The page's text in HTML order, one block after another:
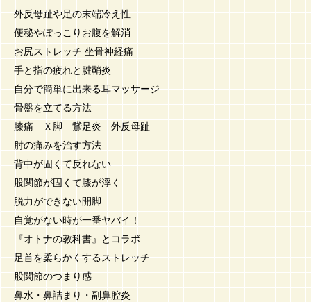
外反母趾や足の末端冷え性
便秘やぽっこりお腹を解消
お尻ストレッチ 坐骨神経痛
手と指の疲れと腱鞘炎
自分で簡単に出来る耳マッサージ
骨盤を立てる方法
膝痛 Ｘ脚 鵞足炎 外反母趾
肘の痛みを治す方法
背中が固くて反れない
股関節が固くて膝が浮く
脱力ができない開脚
自覚がない時が一番ヤバイ！
『オトナの教科書』とコラボ
足首を柔らかくするストレッチ
股関節のつまり感
鼻水・鼻詰まり・副鼻腔炎